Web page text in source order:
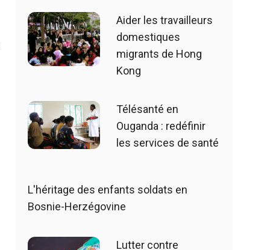
Aider les travailleurs
domestiques
migrants de Hong
Kong
Télésanté en
Ouganda : redéfinir
les services de santé
L'héritage des enfants soldats en
Bosnie-Herzégovine
Lutter contre